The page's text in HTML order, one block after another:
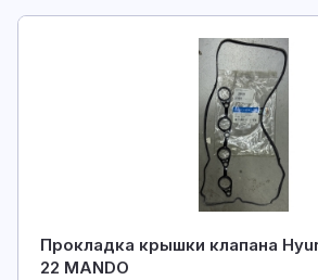
Прокладка крышки клапана
22 MANDO